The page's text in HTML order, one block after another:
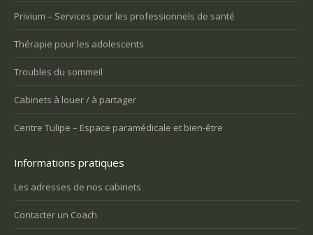
Privium – Services pour les professionnels de santé
Thérapie pour les adolescents
Troubles du sommeil
Cabinets à louer / à partager
Centre Tulipe – Espace paramédicale et bien-être
Informations pratiques
Les adresses de nos cabinets
Contacter un Coach